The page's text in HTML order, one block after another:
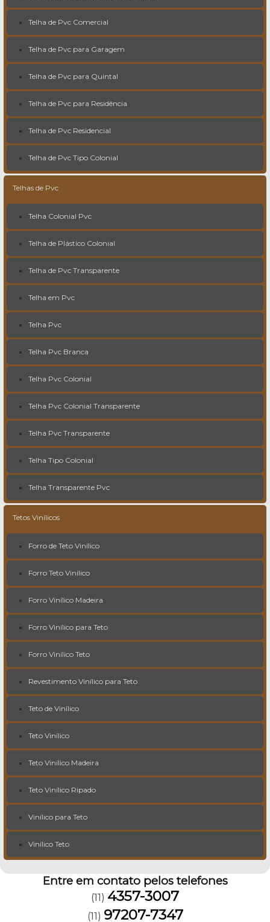
Telha de Pvc Comercial
Telha de Pvc para Garagem
Telha de Pvc para Quintal
Telha de Pvc para Residência
Telha de Pvc Residencial
Telha de Pvc Tipo Colonial
Telhas de Pvc
Telha Colonial Pvc
Telha de Plástico Colonial
Telha de Pvc Transparente
Telha em Pvc
Telha Pvc
Telha Pvc Branca
Telha Pvc Colonial
Telha Pvc Colonial Transparente
Telha Pvc Transparente
Telha Tipo Colonial
Telha Transparente Pvc
Tetos Vinílicos
Forro de Teto Vinílico
Forro Teto Vinílico
Forro Vinílico Madeira
Forro Vinílico para Teto
Forro Vinílico Teto
Revestimento Vinílico para Teto
Teto de Vinílico
Teto Vinílico
Teto Vinílico Madeira
Teto Vinílico Ripado
Vinílico para Teto
Vinílico Teto
Entre em contato pelos telefones
(11) 4357-3007
(11) 97207-7347